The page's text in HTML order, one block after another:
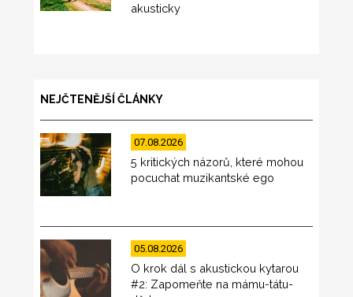
akusticky
NEJČTENĚJŠÍ ČLÁNKY
07.08.2026
5 kritických názorů, které mohou
pocuchat muzikantské ego
05.08.2026
O krok dál s akustickou kytarou
#2: Zapomeňte na mámu-tátu-